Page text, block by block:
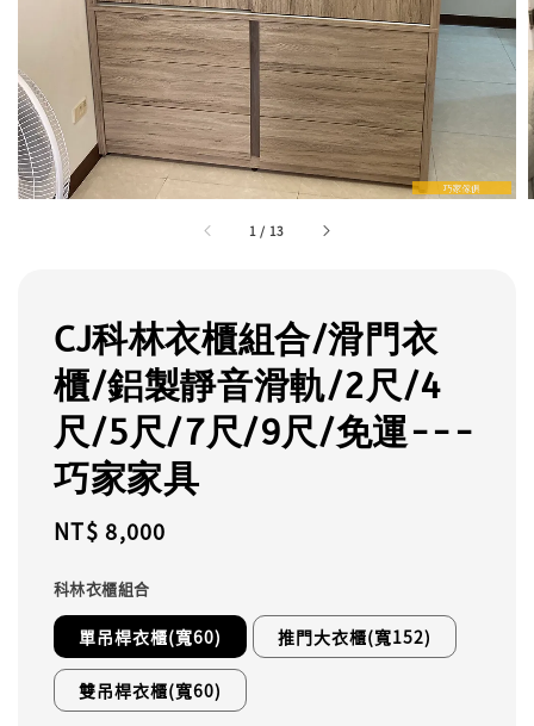
1 / 13
CJ科林衣櫃組合/滑門衣
櫃/鋁製靜音滑軌/2尺/4
尺/5尺/7尺/9尺/免運---
巧家家具
Regular
NT$ 8,000
科林衣櫃組合
單吊桿衣櫃(寬60) 推門大衣櫃(寬152)
雙吊桿衣櫃(寬60)